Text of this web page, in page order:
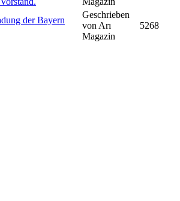
der Bayern
Geschrieben
von Arı
Magazin
5268